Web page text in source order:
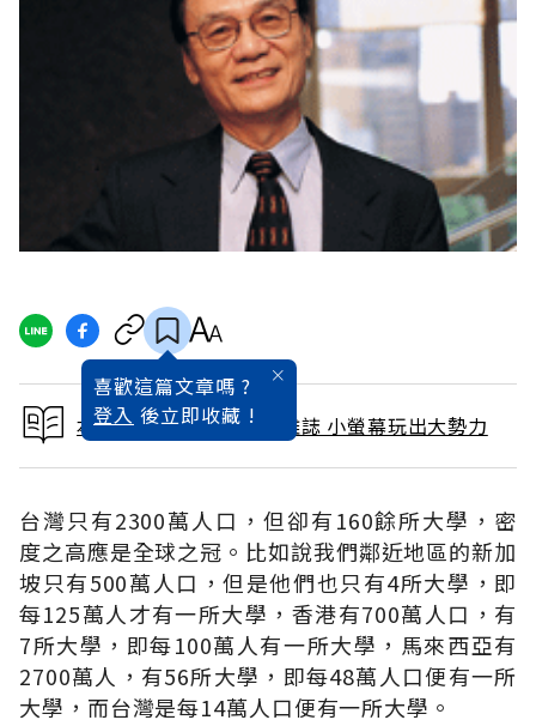
喜歡這篇文章嗎 ?
登入 後立即收藏 !
本文出自 2013 / 1月號雜誌 小螢幕玩出大勢力
台灣只有2300萬人口，但卻有160餘所大學，密
度之高應是全球之冠。比如說我們鄰近地區的新加
坡只有500萬人口，但是他們也只有4所大學，即
每125萬人才有一所大學，香港有700萬人口，有
7所大學，即每100萬人有一所大學，馬來西亞有
2700萬人，有56所大學，即每48萬人口便有一所
大學，而台灣是每14萬人口便有一所大學。